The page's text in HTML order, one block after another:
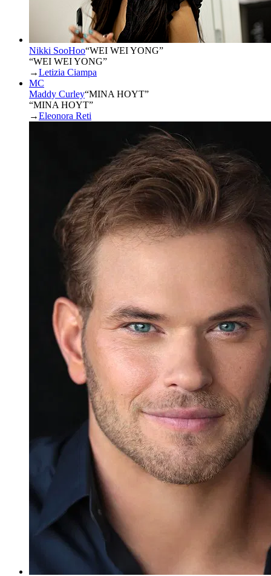
Nikki SooHoo“WEI WEI YONG”
“WEI WEI YONG”
→Letizia Ciampa
MC
Maddy Curley“MINA HOYT”
“MINA HOYT”
→Eleonora Reti